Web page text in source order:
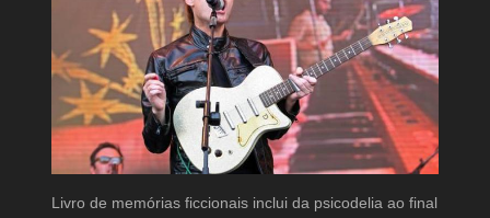
Livro de memórias ficcionais inclui da psicodelia ao final